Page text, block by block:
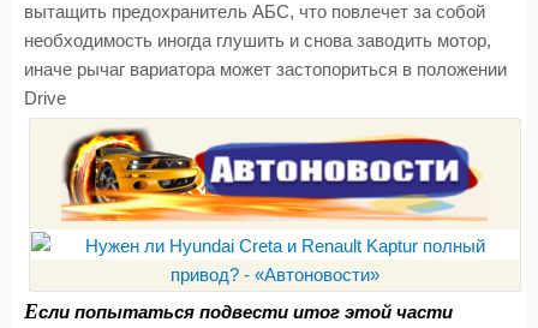
вытащить предохранитель АБС, что повлечет за собой
необходимость иногда глушить и снова заводить мотор,
иначе рычаг вариатора может застопориться в положении
Drive
Если попытаться подвести итог этой части